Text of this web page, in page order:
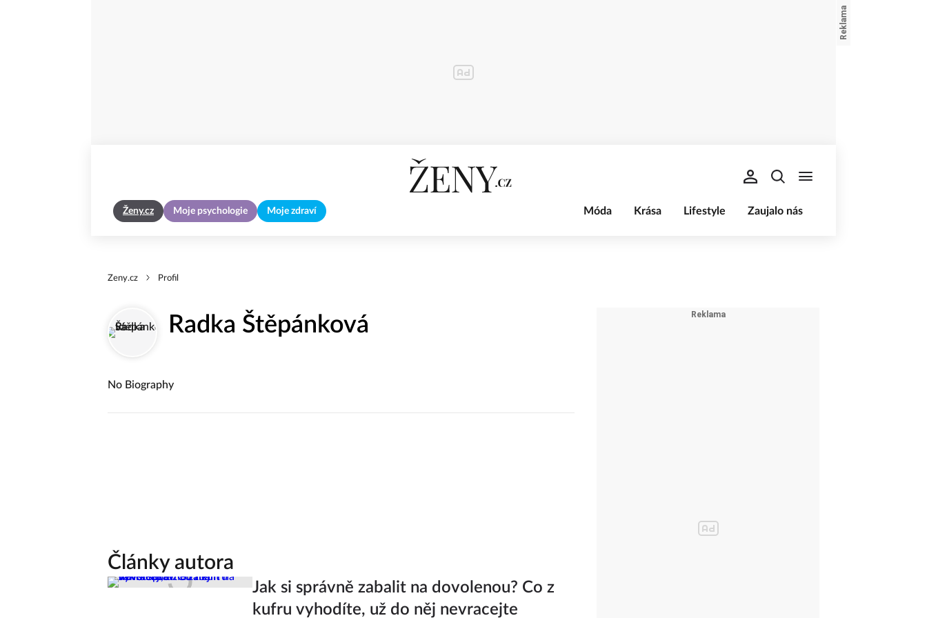
Ženy.cz Moje psychologie Moje zdraví Móda Krása Lifestyle Zaujalo nás
Zeny.cz Profil
Radka Štěpánková
No Biography
Články autora
Jak si správně zabalit na dovolenou? Co z
kufru vyhodíte, už do něj nevracejte